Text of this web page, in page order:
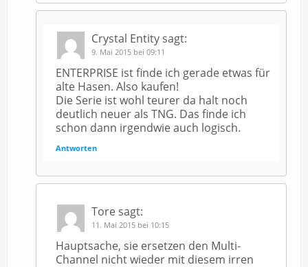
Crystal Entity sagt:
9. Mai 2015 bei 09:11
ENTERPRISE ist finde ich gerade etwas für
alte Hasen. Also kaufen!
Die Serie ist wohl teurer da halt noch
deutlich neuer als TNG. Das finde ich
schon dann irgendwie auch logisch.
Antworten
Tore sagt:
11. Mai 2015 bei 10:15
Hauptsache, sie ersetzen den Multi-
Channel nicht wieder mit diesem irren